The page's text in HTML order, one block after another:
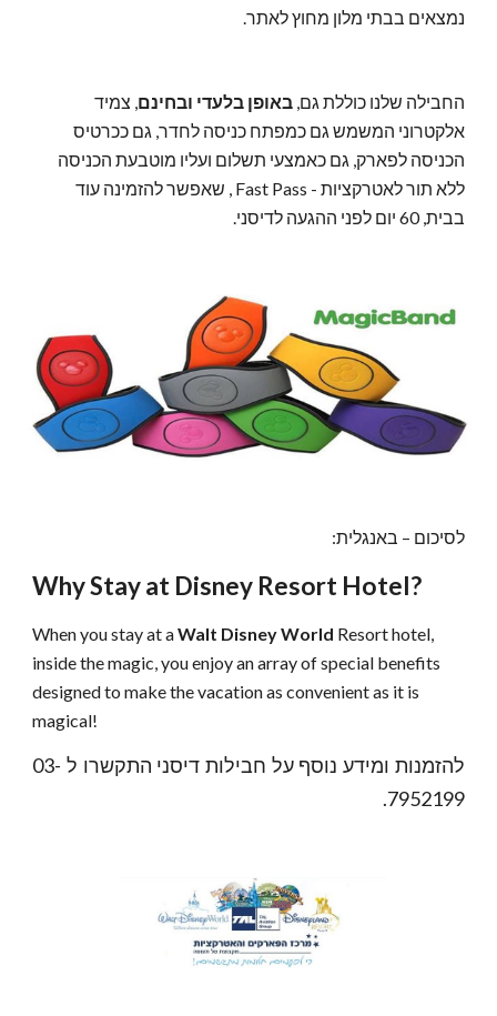
נמצאים בבתי מלון מחוץ לאתר.
החבילה שלנו כוללת גם,באופן בלעדי ובחינם, צמיד
אלקטרוני המשמש גם כמפתח כניסה לחדר, גם ככרטיס
הכניסה לפארק, גם כאמצעי תשלום ועליו מוטבעת הכניסה
ללא תור לאטרקציות - Fast Pass , שאפשר להזמינה עוד
בבית, 60 יום לפני ההגעה לדיסני.
לסיכום – באנגלית:
Why Stay at Disney Resort Hotel?
When you stay at aWalt Disney World Resort hotel,
inside the magic, you enjoy an array of special benefits
designed to make the vacation as convenient as it is
magical!
להזמנות ומידע נוסף על חבילות דיסני התקשרו ל 03-
7952199.